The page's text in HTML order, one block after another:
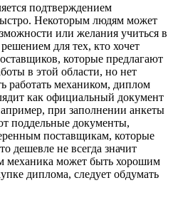
подтверждением
Некоторым людям может
или желания учиться в
для тех, кто хочет
которые предлагают
в этой области, но нет
работать механиком, диплом
как официальный документ
при заполнении анкеты
поддельные документы,
поставщикам, которые
дешевле не всегда значит
механика может быть хорошим
диплома, следует обдумать